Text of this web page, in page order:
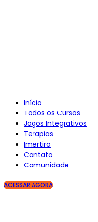
Início
Todos os Cursos
Jogos Integrativos
Terapias
Imertiro
Contato
Comunidade
ACESSAR AGORA